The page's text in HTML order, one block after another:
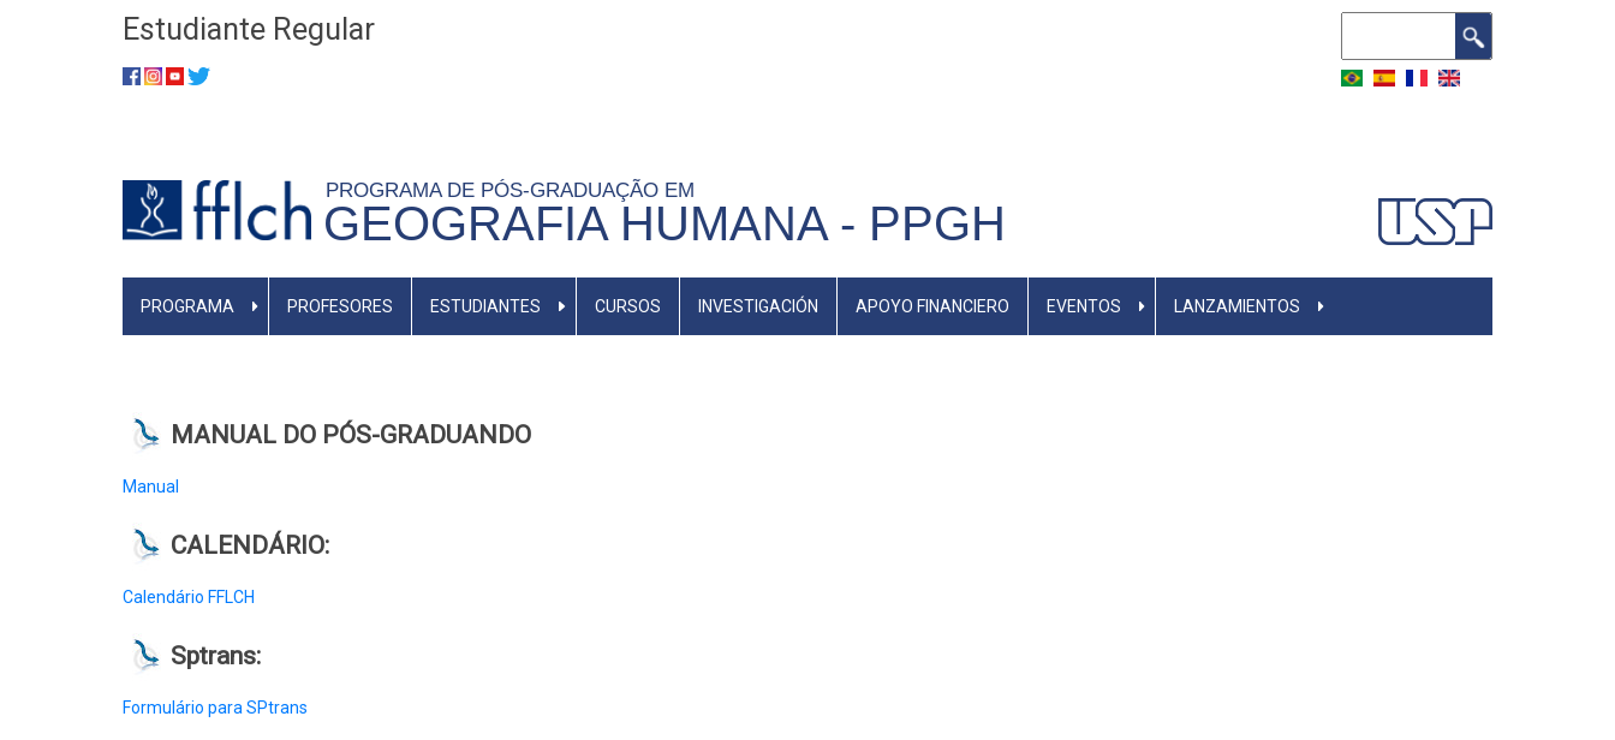
Estudiante Regular
PROGRAMA DE PÓS-GRADUAÇÃO EM
GEOGRAFIA HUMANA - PPGH
MENU
PROGRAMA PROFESORES ESTUDIANTES CURSOS INVESTIGACIÓN APOYO FINANCIERO EVENTOS LANZAMIENTOS
MANUAL DO PÓS-GRADUANDO
Manual
CALENDÁRIO:
Calendário FFLCH
Sptrans:
Formulário para SPtrans